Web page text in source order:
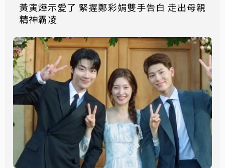
黃寅燁示愛了 緊握鄭彩娟雙手告白 走出母親
精神霸凌